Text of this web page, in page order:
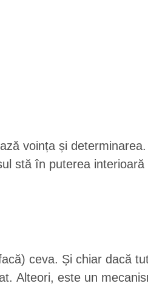
voința și
stă în puterea
ceva. Și chiar dacă
Alteori, este un